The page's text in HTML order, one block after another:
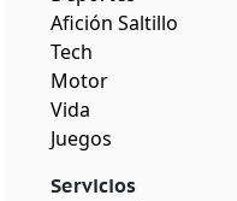
Afición Saltillo
Tech
Motor
Vida
Juegos
Servicios